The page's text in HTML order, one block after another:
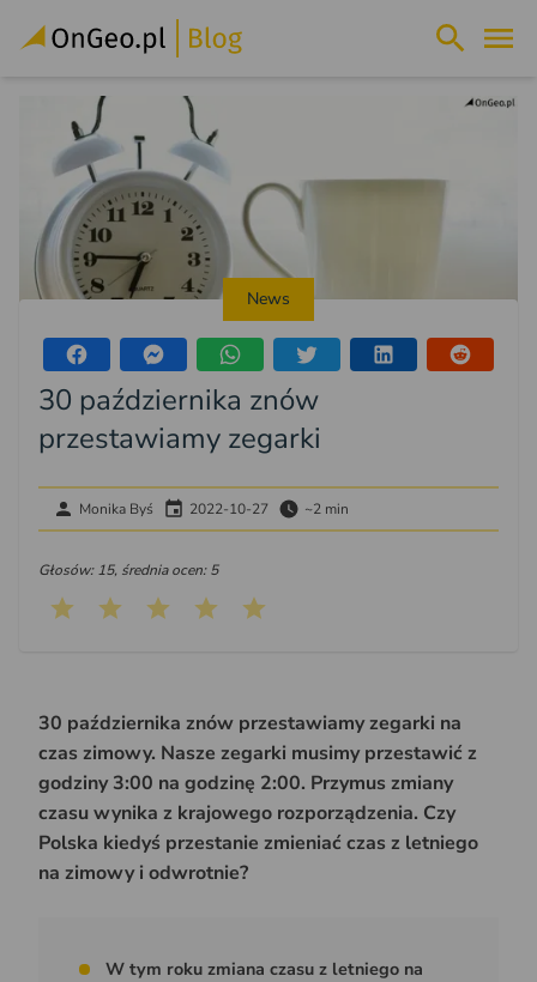
News
30 października znów
przestawiamy zegarki
Monika Byś 2022-10-27 ~2 min
Głosów: 15, średnia ocen: 5
30 października znów przestawiamy zegarki na
czas zimowy. Nasze zegarki musimy przestawić z
godziny 3:00 na godzinę 2:00. Przymus zmiany
czasu wynika z krajowego rozporządzenia. Czy
Polska kiedyś przestanie zmieniać czas z letniego
na zimowy i odwrotnie?
W tym roku zmiana czasu z letniego na